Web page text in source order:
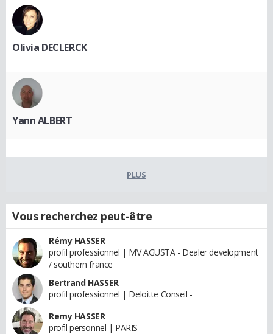
Olivia DECLERCK
Yann ALBERT
PLUS
Vous recherchez peut-être
Rémy HASSER
profil professionnel | MV AGUSTA - Dealer development
/ southern france
Bertrand HASSER
profil professionnel | Deloitte Conseil -
Remy HASSER
profil personnel | PARIS